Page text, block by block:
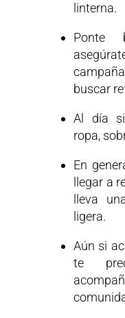
linterna.
Ponte
buscar
Al día
ropa,
En
llegar a
lleva
ligera.
Aún si
te